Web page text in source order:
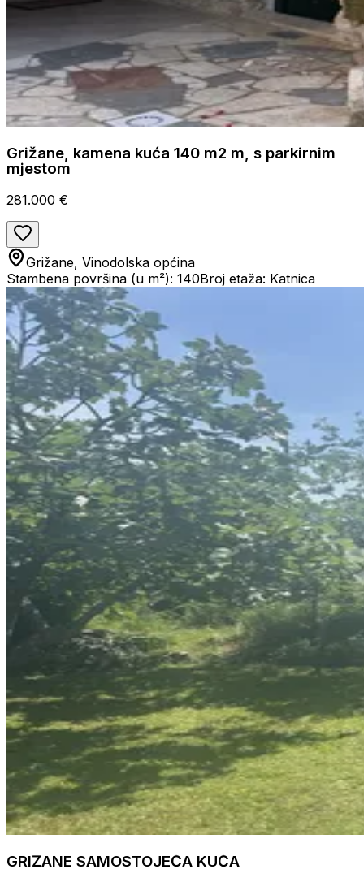
Grižane, kamena kuća 140 m2 m, s parkirnim
mjestom
281.000 €
Grižane, Vinodolska općina
Stambena površina (u m²): 140Broj etaža: Katnica
GRIŽANE SAMOSTOJEĆA KUĆA